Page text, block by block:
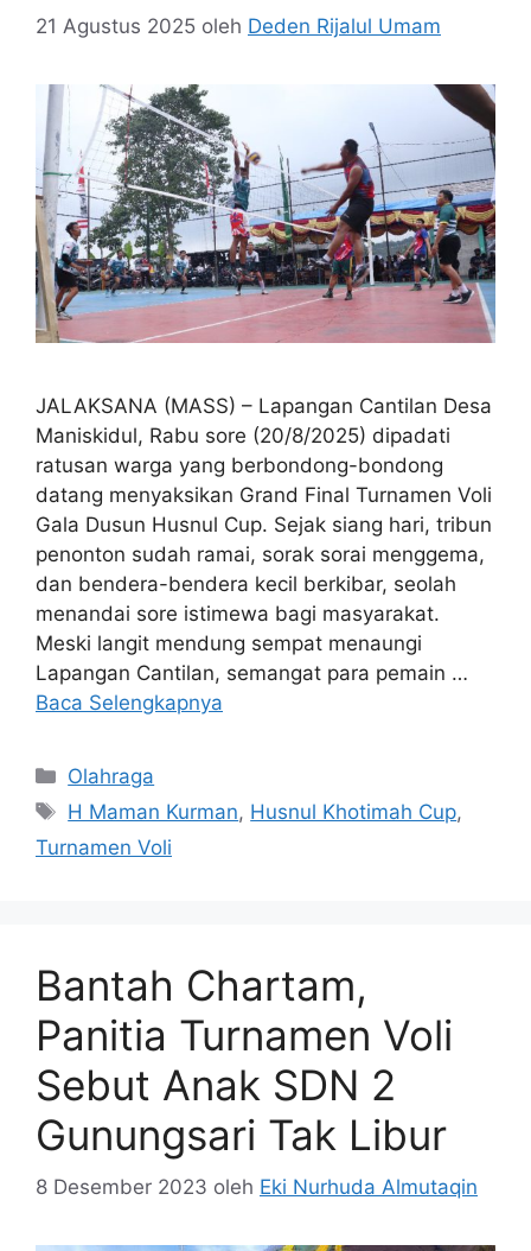
21 Agustus 2025 oleh Deden Rijalul Umam
JALAKSANA (MASS) – Lapangan Cantilan Desa
Maniskidul, Rabu sore (20/8/2025) dipadati
ratusan warga yang berbondong-bondong
datang menyaksikan Grand Final Turnamen Voli
Gala Dusun Husnul Cup. Sejak siang hari, tribun
penonton sudah ramai, sorak sorai menggema,
dan bendera-bendera kecil berkibar, seolah
menandai sore istimewa bagi masyarakat.
Meski langit mendung sempat menaungi
Lapangan Cantilan, semangat para pemain …
Baca Selengkapnya
Kategori
Olahraga
Tag
H Maman Kurman, Husnul Khotimah Cup,
Turnamen Voli
Bantah Chartam,
Panitia Turnamen Voli
Sebut Anak SDN 2
Gunungsari Tak Libur
8 Desember 2023 oleh Eki Nurhuda Almutaqin